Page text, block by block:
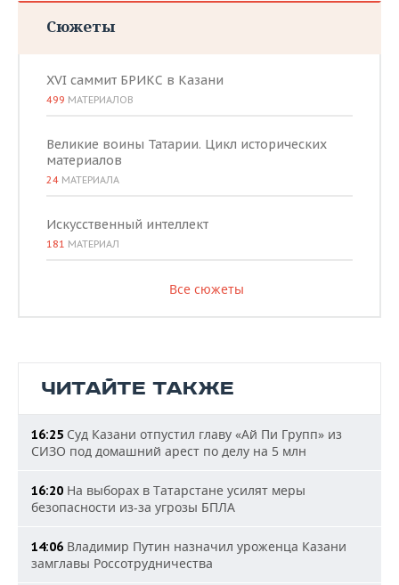
Сюжеты
XVI саммит БРИКС в Казани
499 МАТЕРИАЛОВ
Великие воины Татарии. Цикл исторических
материалов
24 МАТЕРИАЛА
Искусственный интеллект
181 МАТЕРИАЛ
Все сюжеты
ЧИТАЙТЕ ТАКЖЕ
16:25 Суд Казани отпустил главу «Ай Пи Групп» из
СИЗО под домашний арест по делу на 5 млн
16:20 На выборах в Татарстане усилят меры
безопасности из-за угрозы БПЛА
14:06 Владимир Путин назначил уроженца Казани
замглавы Россотрудничества